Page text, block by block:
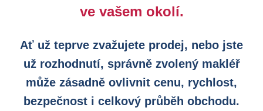
ve vašem okolí.
Ať už teprve zvažujete prodej, nebo jste
už rozhodnutí, správně zvolený makléř
může zásadně ovlivnit cenu, rychlost,
bezpečnost i celkový průběh obchodu.